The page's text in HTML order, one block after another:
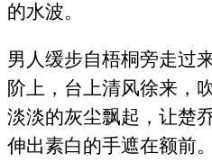
的水波。
男人缓步自梧桐旁走过
阶上，台上清风徐来，
淡淡的灰尘飘起，让楚
伸出素白的手遮在额前。